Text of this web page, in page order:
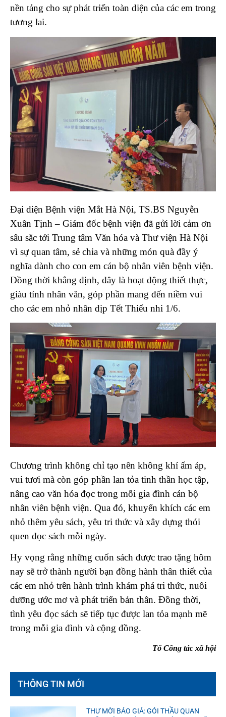
nền tảng cho sự phát triển toàn diện của các em trong
tương lai.
Đại diện Bệnh viện Mắt Hà Nội, TS.BS Nguyễn
Xuân Tịnh – Giám đốc bệnh viện đã gửi lời cảm ơn
sâu sắc tới Trung tâm Văn hóa và Thư viện Hà Nội
vì sự quan tâm, sẻ chia và những món quà đầy ý
nghĩa dành cho con em cán bộ nhân viên bệnh viện.
Đồng thời khẳng định, đây là hoạt động thiết thực,
giàu tính nhân văn, góp phần mang đến niềm vui
cho các em nhỏ nhân dịp Tết Thiếu nhi 1/6.
Chương trình không chỉ tạo nên không khí ấm áp,
vui tươi mà còn góp phần lan tỏa tinh thần học tập,
nâng cao văn hóa đọc trong mỗi gia đình cán bộ
nhân viên bệnh viện. Qua đó, khuyến khích các em
nhỏ thêm yêu sách, yêu tri thức và xây dựng thói
quen đọc sách mỗi ngày.
Hy vọng rằng những cuốn sách được trao tặng hôm
nay sẽ trở thành người bạn đồng hành thân thiết của
các em nhỏ trên hành trình khám phá tri thức, nuôi
dưỡng ước mơ và phát triển bản thân. Đồng thời,
tình yêu đọc sách sẽ tiếp tục được lan tỏa mạnh mẽ
trong mỗi gia đình và cộng đồng.
Tổ Công tác xã hội
THÔNG TIN MỚI
THƯ MỜI BÁO GIÁ: GÓI THẦU QUAN